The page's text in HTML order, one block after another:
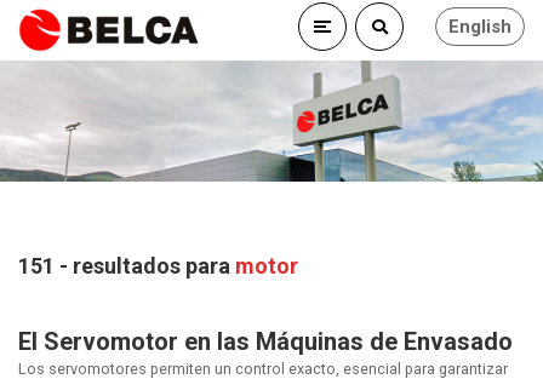
English
151 - resultados para motor
El Servomotor en las Máquinas de Envasado
Los servomotores permiten un control exacto, esencial para garantizar